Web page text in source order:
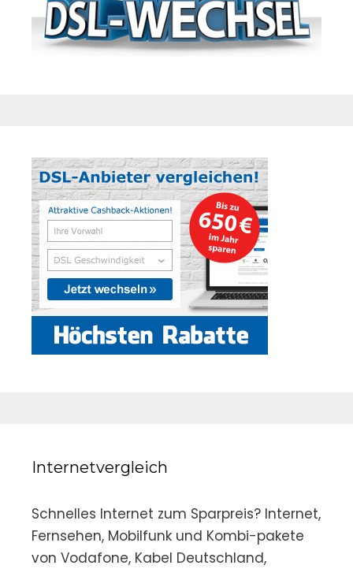
Internetvergleich
Schnelles Internet zum Sparpreis? Internet,
Fernsehen, Mobilfunk und Kombi-pakete
von Vodafone, Kabel Deutschland,